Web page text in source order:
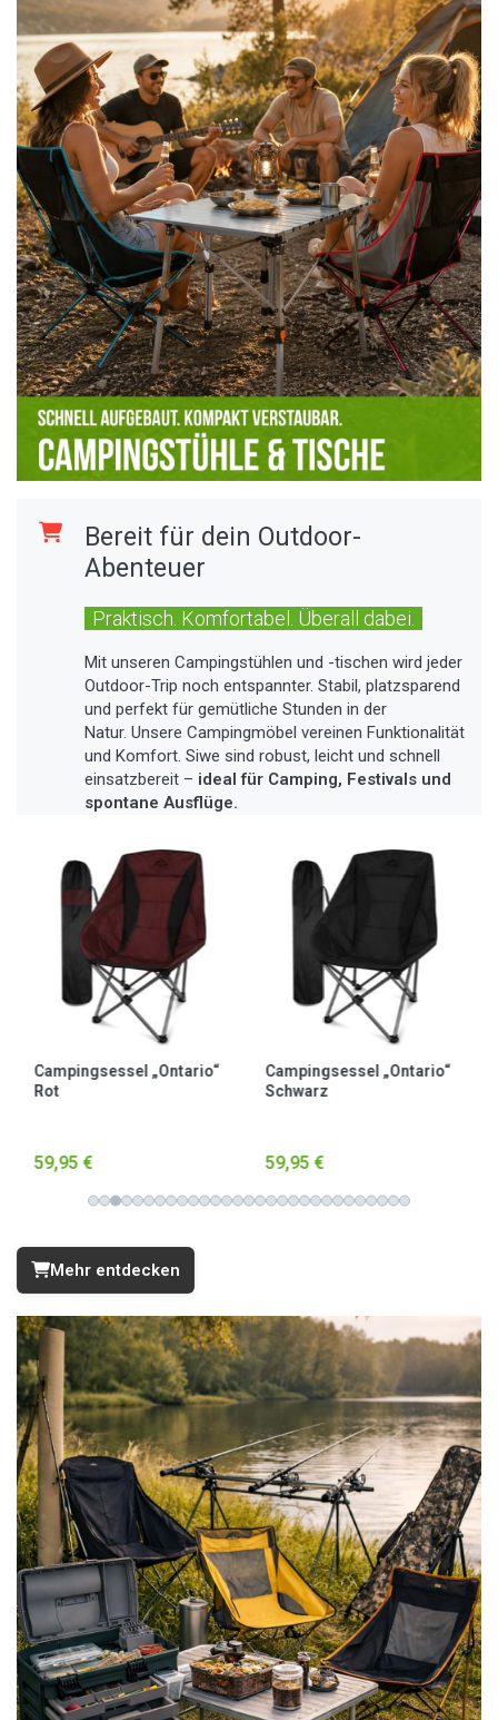
Bereit für dein Outdoor-
Abenteuer
Praktisch. Komfortabel. Überall dabei.
Mit unseren Campingstühlen und -tischen wird jeder
Outdoor-Trip noch entspannter. Stabil, platzsparend
und perfekt für gemütliche Stunden in der
Natur. Unsere Campingmöbel vereinen Funktionalität
und Komfort. Siwe sind robust, leicht und schnell
einsatzbereit – ideal für Camping, Festivals und
spontane Ausflüge.
Campingsessel „Ontario“
Rot
59,95 €
Campingsessel „Ontario“
Schwarz
59,95 €
Mehr entdecken